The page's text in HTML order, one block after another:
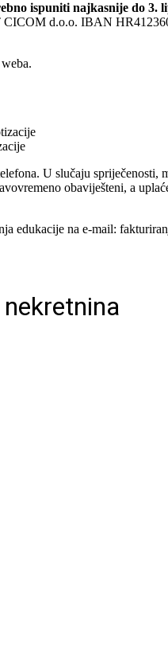
ispuniti najkasnije do 3.
d.o.o. IBAN
U slučaju spriječenosti,
obaviješteni, a
edukacije na e-mail: